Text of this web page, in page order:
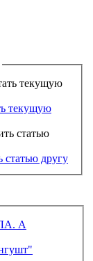
текущую
статью другу
А